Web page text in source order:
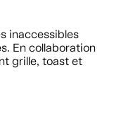
inaccessibles
En collaboration
grille, toast et